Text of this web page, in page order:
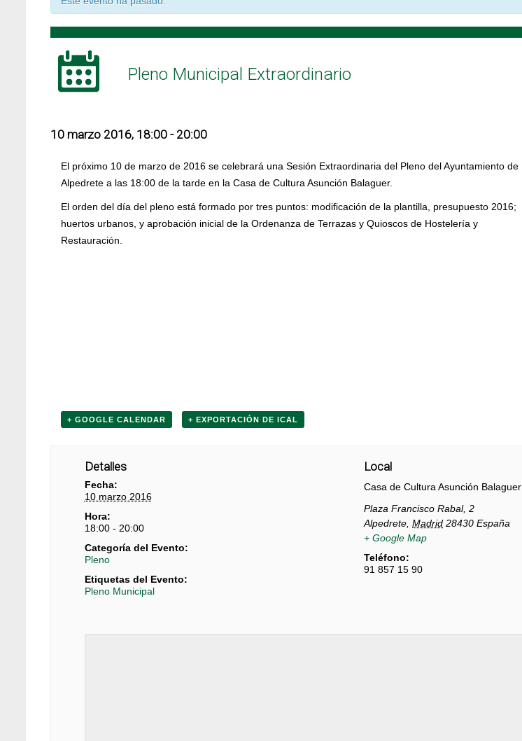
Pleno Municipal Extraordinario
10 marzo 2016, 18:00 - 20:00
El próximo 10 de marzo de 2016 se celebrará una Sesión Extraordinaria del Pleno del Ayuntamiento de
Alpedrete a las 18:00 de la tarde en la Casa de Cultura Asunción Balaguer.
El orden del día del pleno está formado por tres puntos: modificación de la plantilla, presupuesto 2016;
huertos urbanos, y aprobación inicial de la Ordenanza de Terrazas y Quioscos de Hostelería y
Restauración.
+ GOOGLE CALENDAR + EXPORTACIÓN DE ICAL
Detalles
Fecha:
10 marzo 2016
Hora:
18:00 - 20:00
Categoría del Evento:
Pleno
Etiquetas del Evento:
Pleno Municipal
Local
Casa de Cultura Asunción Balaguer
Plaza Francisco Rabal, 2
Alpedrete Madrid 28430España
+ Google Map
Teléfono:
91 857 15 90